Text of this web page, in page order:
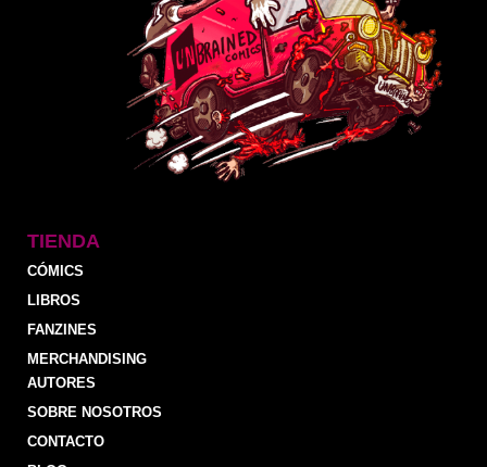
TIENDA
CÓMICS
LIBROS
FANZINES
MERCHANDISING
AUTORES
SOBRE NOSOTROS
CONTACTO